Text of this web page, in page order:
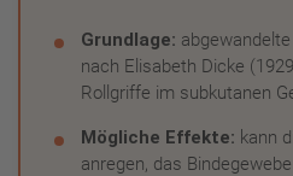
Grundlage:
nach Elisabeth Dicke
Rollgriffe im subkutanen
Mögliche Effekte: kann
anregen, das